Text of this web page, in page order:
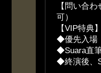
【問い合
可）
【VIP特典】
◆優先入場
◆Suara直
◆終演後、